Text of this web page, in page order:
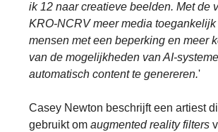
ik 12 naar creatieve beelden. Met de
KRO-NCRV meer media
mensen met een beperking en meer
van de mogelijkheden van AI-
automatisch content te genereren.'
Casey Newton beschrijft een artiest
gebruikt om augmented reality filters